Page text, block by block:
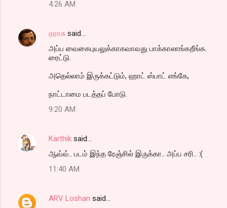
4:26 AM
தராசு said…
அப்ப வைகைபுயலுக்காகவாவது பாக்காலாங்கறீங்க.
ரைட்டு.
அதெல்லாம் இருக்கட்டும், ஹாட் ஸ்பாட் எங்கே,
நாட்டாமை படத்தப் போடு.
9:20 AM
Karthik said…
ஆவ்வ்.. படம் இந்த ரேஞ்சில் இருக்கா.. அப்ப சரி.. :(
11:40 AM
ARV Loshan said…